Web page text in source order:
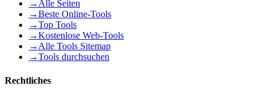
→Alle Seiten
→Beste Online-Tools
→Top Tools
→Kostenlose Web-Tools
→Alle Tools Sitemap
→Tools durchsuchen
Rechtliches